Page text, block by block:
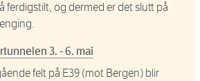
ferdigstilt, og dermed er det slutt på
3. - 6. mai
felt på E39 (mot Bergen) blir